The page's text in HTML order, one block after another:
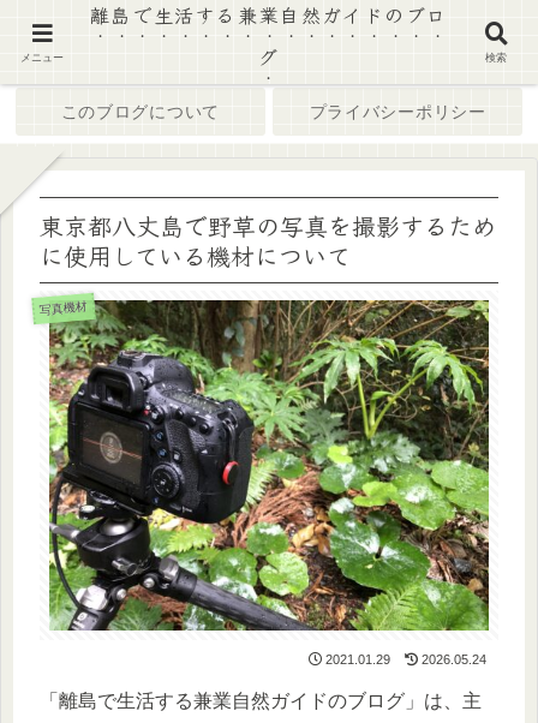
このブログについて プライバシーポリシー
東京都八丈島で野草の写真を撮影するため
に使用している機材について
写真機材
2021.01.29 2026.05.24
「離島で生活する兼業自然ガイドのブログ」は、主
メニュー
離島で生活する兼業自然ガイドのブロ
グ
検索